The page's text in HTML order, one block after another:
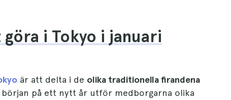
i Tokyo i januari
är att delta i de olika traditionella firandena
på ett nytt år utför medborgarna olika